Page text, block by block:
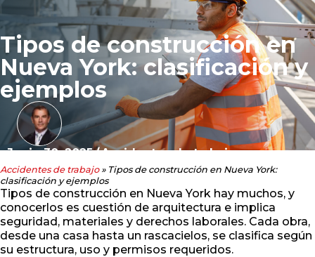
Tipos de construcción en
Nueva York: clasificación y
ejemplos
Junio 30, 2025/Accidentes de trabajo
Accidentes de trabajo» Tipos de construcción en Nueva York:
clasificación y ejemplos
Tipos de construcción en Nueva York hay muchos, y
conocerlos es cuestión de arquitectura e implica
seguridad, materiales y derechos laborales. Cada obra,
desde una casa hasta un rascacielos, se clasifica según
su estructura, uso y permisos requeridos.